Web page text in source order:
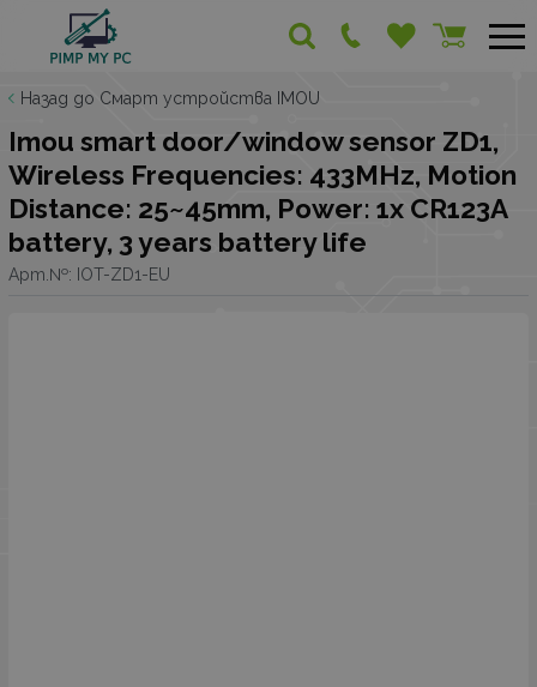
Назад до Смарт устройства IMOU
Imou smart door/window sensor ZD1,
Wireless Frequencies: 433MHz, Motion
Distance: 25~45mm, Power: 1x CR123A
battery, 3 years battery life
Арт.№: IOT-ZD1-EU